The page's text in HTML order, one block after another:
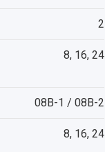
2
8, 16, 24
08B-1 / 08В-2
8, 16, 24